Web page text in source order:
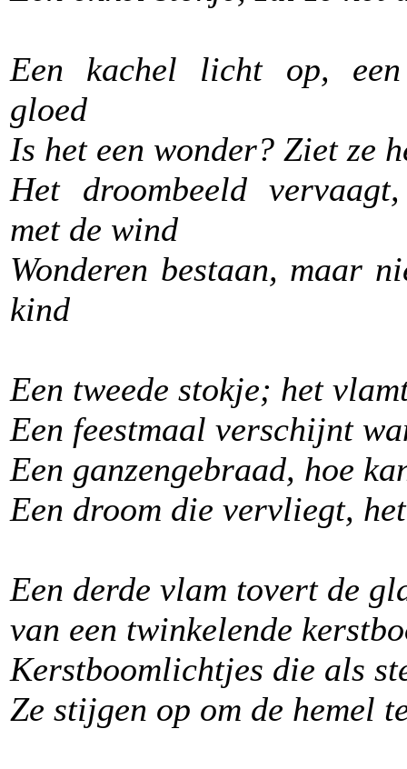
Een kachel licht op, een
gloed
Is het een wonder? Ziet ze
Het droombeeld
met de wind
Wonderen bestaan, maar
kind
Een tweede stokje; het
Een feestmaal verschijnt
Een ganzengebraad, hoe
Een droom die vervliegt,
Een derde vlam tovert de
van een twinkelende
Kerstboomlichtjes die als
Ze stijgen op om de hemel